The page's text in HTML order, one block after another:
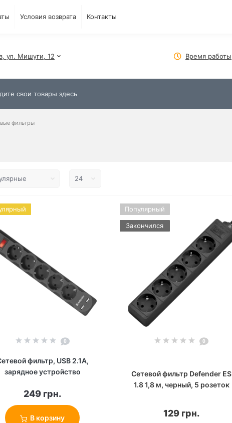
Условия возврата Контакты
ул. Мишуги, 12 Время работы
фильтры
0
фильтр, USB 2.1A,
зарядное устройство
249 грн.
В корзину
Популярный
Закончился
0
Сетевой фильтр Defender ES
1.8 1,8 м, черный, 5 розеток
129 грн.